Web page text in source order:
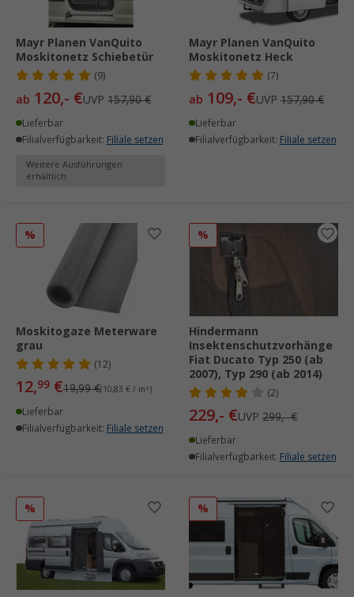
Mayr Planen VanQuito
Moskitonetz Schiebetür
(9)
ab 120,- €UVP 157,90 €
Lieferbar
Filialverfügbarkeit: Filiale setzen
Weitere Ausführungen
erhältlich
Mayr Planen VanQuito
Moskitonetz Heck
(7)
ab 109,- €UVP 157,90 €
Lieferbar
Filialverfügbarkeit: Filiale setzen
%
Moskitogaze Meterware
grau
(12)
12,99 €19,99 €(10,83 € / m²)
Lieferbar
Filialverfügbarkeit: Filiale setzen
%
Hindermann
Insektenschutzvorhänge
Fiat Ducato Typ 250 (ab
2007), Typ 290 (ab 2014)
(2)
229,- €UVP 299,- €
Lieferbar
Filialverfügbarkeit: Filiale setzen
% %